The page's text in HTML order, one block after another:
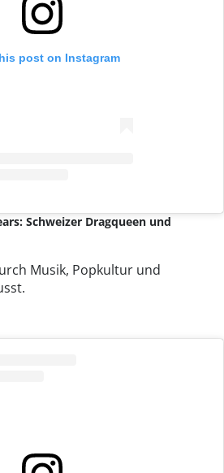
post on Instagram
Schweizer Dragqueen und
Musik, Popkultur und